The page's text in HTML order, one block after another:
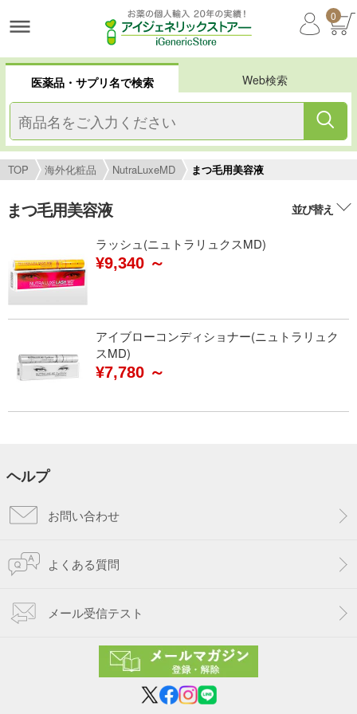
0
医薬品・サプリ名で検索 Web検索
TOP 海外化粧品 NutraLuxeMD まつ毛用美容液
まつ毛用美容液 並び替え
ラッシュ(ニュトラリュクスMD)
¥9,340 ～
アイブローコンディショナー(ニュトラリュク
スMD)
¥7,780 ～
ヘルプ
お問い合わせ
よくある質問
メール受信テスト